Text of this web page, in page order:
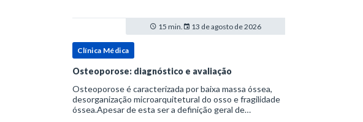
15 min. 13 de agosto de 2026
Clínica Médica
Osteoporose: diagnóstico e avaliação
Osteoporose é caracterizada por baixa massa óssea,
desorganização microarquitetural do osso e fragilidade
óssea.Apesar de esta ser a definição geral de